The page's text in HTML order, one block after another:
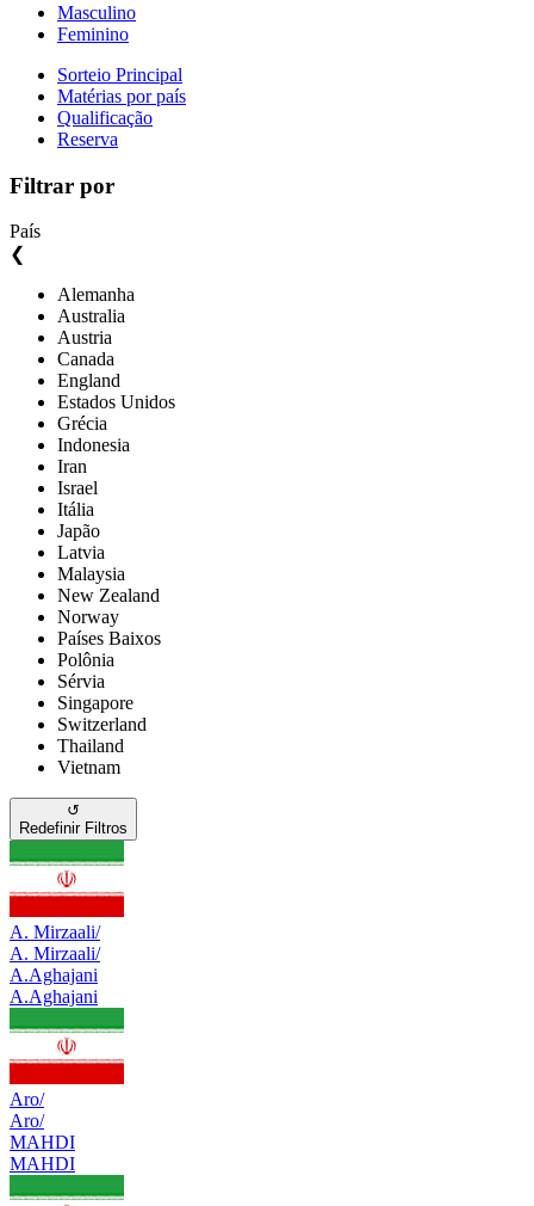
Masculino
Feminino
Sorteio Principal
Matérias por país
Qualificação
Reserva
Filtrar por
País
❮
Alemanha
Australia
Austria
Canada
England
Estados Unidos
Grécia
Indonesia
Iran
Israel
Itália
Japão
Latvia
Malaysia
New Zealand
Norway
Países Baixos
Polônia
Sérvia
Singapore
Switzerland
Thailand
Vietnam
↺
Redefinir Filtros
A. Mirzaali/
A. Mirzaali/
A.Aghajani
A.Aghajani
Aro/
Aro/
MAHDI
MAHDI